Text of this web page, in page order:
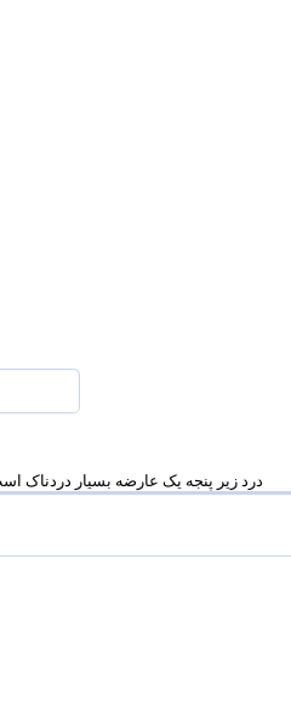
درد زیر پنجه یک عارضه بسیار دردناک